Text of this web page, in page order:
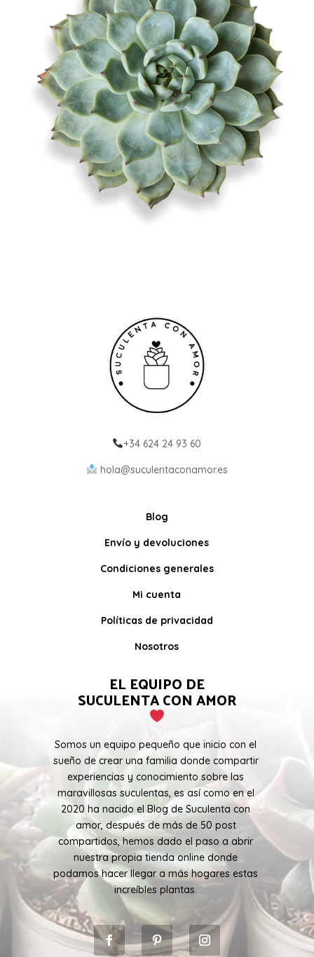
+34 624 24 93 60
hola@suculentaconamor.es
Blog
Envío y devoluciones
Condiciones generales
Mi cuenta
Políticas de privacidad
Nosotros
EL EQUIPO DE
SUCULENTA CON AMOR
Somos un equipo pequeño que inicio con el
sueño de crear una familia donde compartir
experiencias y conocimiento sobre las
maravillosas suculentas, es así como en el
2020 ha nacido el Blog de Suculenta con
amor, después de más de 50 post
compartidos, hemos dado el paso a abrir
nuestra propia tienda online donde
podamos hacer llegar a más hogares estas
increíbles plantas.